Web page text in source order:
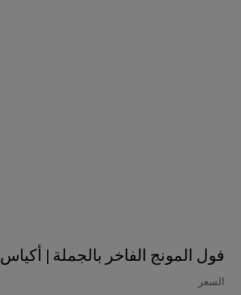
فول المونج الفاخر بالجملة | أكياس ٢٥ كجم، تغليف مخصص | لماركات الأطعمة النباتية والصحية
السعر